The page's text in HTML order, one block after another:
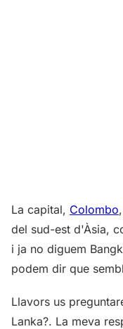
La capital, Colombo
del sud-est d'Àsia,
i ja no diguem
podem dir que
Llavors us
Lanka?. La meva